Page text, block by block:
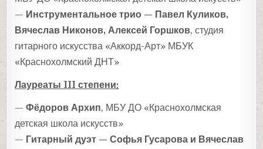
— Инструментальное трио — Павел Куликов,
Вячеслав Никонов, Алексей Горшков, студия
гитарного искусства «Аккорд-Арт» МБУК
«Краснохолмский ДНТ»
Лауреаты III степени:
—Фёдоров Архип, МБУ ДО «Краснохолмская
детская школа искусств»
— Гитарный дуэт — Софья Гусарова и Вячеслав